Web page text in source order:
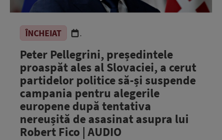
ÎNCHEIAT .
Peter Pellegrini, președintele
proaspăt ales al Slovaciei, a cerut
partidelor politice să-și suspende
campania pentru alegerile
europene după tentativa
nereușită de asasinat asupra lui
Robert Fico | AUDIO